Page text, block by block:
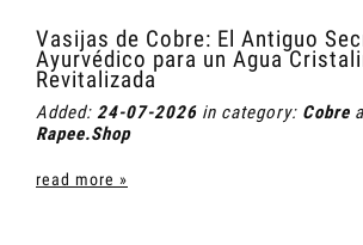
Vasijas de Cobre: El Antiguo
Ayurvédico para un Agua
Revitalizada
Added: 24-07-2026 in category: Cobre
Rapee.Shop
read more »